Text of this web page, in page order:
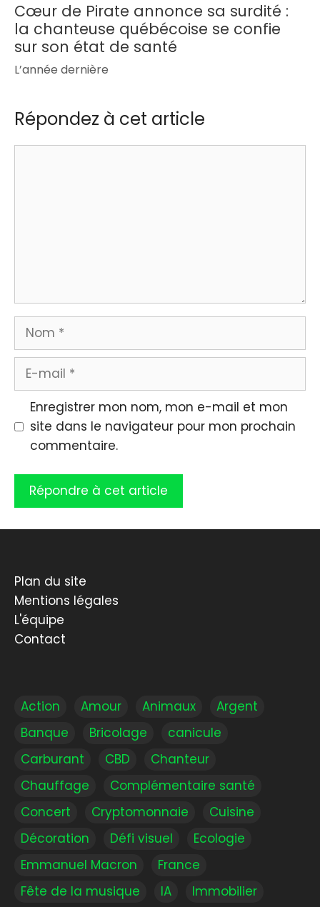
Cœur de Pirate annonce sa surdité :
la chanteuse québécoise se confie
sur son état de santé
L’année dernière
Répondez à cet article
Nom
Enregistrer mon nom, mon e-mail et mon
site dans le navigateur pour mon prochain
commentaire.
Plan du site
Mentions légales
L'équipe
Contact
Action Amour Animaux
Argent
Banque
Bricolage
canicule
Carburant
CBD
Chanteur
Chauffage
Complémentaire santé
Concert
Cryptomonnaie
Cuisine
Décoration
Défi visuel
Ecologie
Emmanuel Macron
France
Fête de la musique
IA Immobilier